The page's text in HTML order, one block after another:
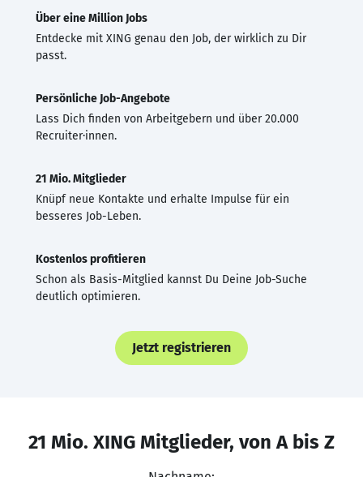
Über eine Million Jobs
Entdecke mit XING genau den Job, der wirklich zu Dir
passt.
Persönliche Job-Angebote
Lass Dich finden von Arbeitgebern und über 20.000
Recruiter·innen.
21 Mio. Mitglieder
Knüpf neue Kontakte und erhalte Impulse für ein
besseres Job-Leben.
Kostenlos profitieren
Schon als Basis-Mitglied kannst Du Deine Job-Suche
deutlich optimieren.
Jetzt registrieren
21 Mio. XING Mitglieder, von A bis Z